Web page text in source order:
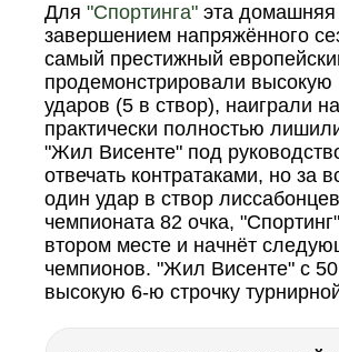
Для"Спортинга" эта
завершением напряжённого
самый престижный
продемонстрировали
ударов (5 в створ), наиграли
практически полностью
"Жил Висенте" под
отвечать контратаками, но за
один удар в створ
чемпионата 82 очка,
втором месте и начнёт
чемпионов. "Жил Висенте" с
высокую 6-ю строчку